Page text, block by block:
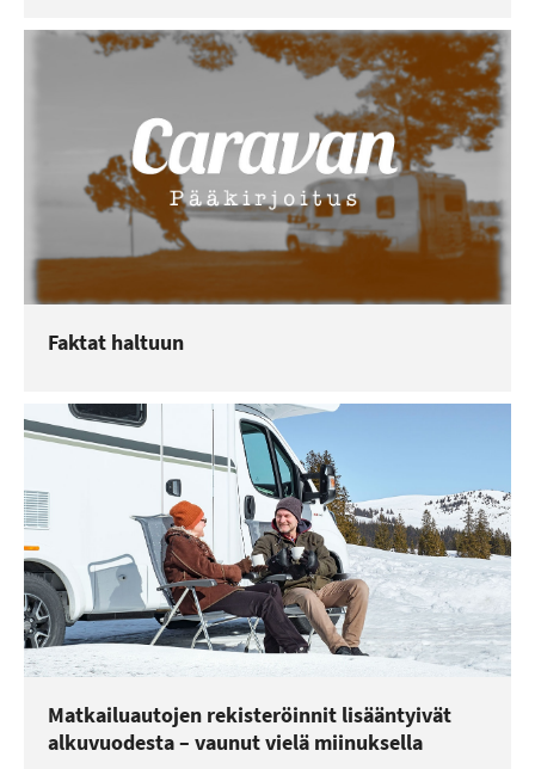
Faktat haltuun
Matkailuautojen rekisteröinnit lisääntyivät
alkuvuodesta – vaunut vielä miinuksella